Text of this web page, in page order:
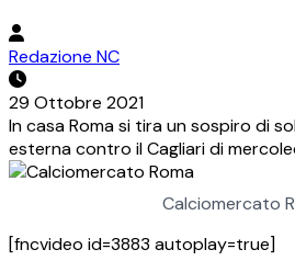
Redazione NC
29 Ottobre 2021
In casa Roma si tira un sospiro di
esterna contro il Cagliari di
Calciomercato
[fncvideo id=3883 autoplay=true]